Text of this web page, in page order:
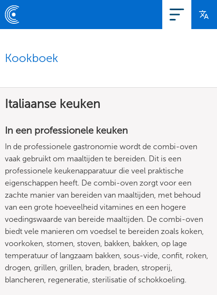
Kookboek
Italiaanse keuken
In een professionele keuken
In de professionele gastronomie wordt de combi-oven
vaak gebruikt om maaltijden te bereiden. Dit is een
professionele keukenapparatuur die veel praktische
eigenschappen heeft. De combi-oven zorgt voor een
zachte manier van bereiden van maaltijden, met behoud
van een grote hoeveelheid vitamines en een hogere
voedingswaarde van bereide maaltijden. De combi-oven
biedt vele manieren om voedsel te bereiden zoals koken,
voorkoken, stomen, stoven, bakken, bakken, op lage
temperatuur of langzaam bakken, sous-vide, confit, roken,
drogen, grillen, grillen, braden, braden, stroperij,
blancheren, regeneratie, sterilisatie of schokkoeling.